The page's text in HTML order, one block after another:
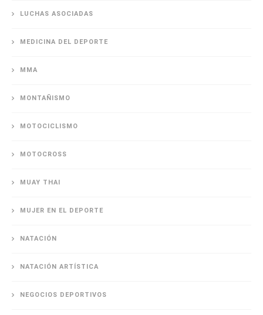
LUCHAS ASOCIADAS
MEDICINA DEL DEPORTE
MMA
MONTAÑISMO
MOTOCICLISMO
MOTOCROSS
MUAY THAI
MUJER EN EL DEPORTE
NATACIÓN
NATACIÓN ARTÍSTICA
NEGOCIOS DEPORTIVOS